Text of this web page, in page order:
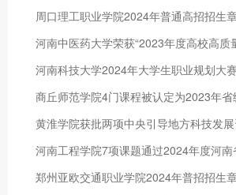
周口理工职业学院2024年普通高招招生
河南科技大学2024年大学生职业规划大
黄淮学院获批两项中央引导地方科技发展
郑州亚欧交通职业学院2024年普招招生